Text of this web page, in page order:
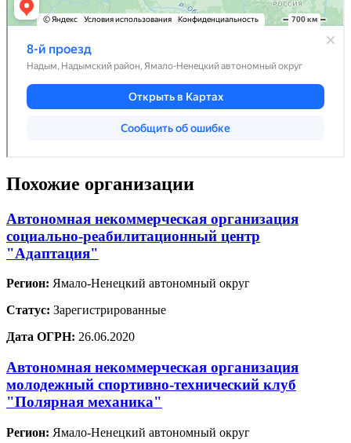
Похожие организации
Автономная некоммерческая организация
социально-реабилитационный центр
"Адаптация"
Регион: Ямало-Ненецкий автономный округ
Статус: Зарегистрированные
Дата ОГРН: 26.06.2020
Автономная некоммерческая организация
молодежный спортивно-технический клуб
"Полярная механика"
Регион: Ямало-Ненецкий автономный округ